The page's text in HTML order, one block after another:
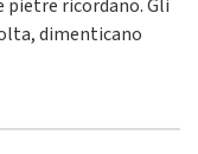
pietre ricordano. Gli
dimenticano